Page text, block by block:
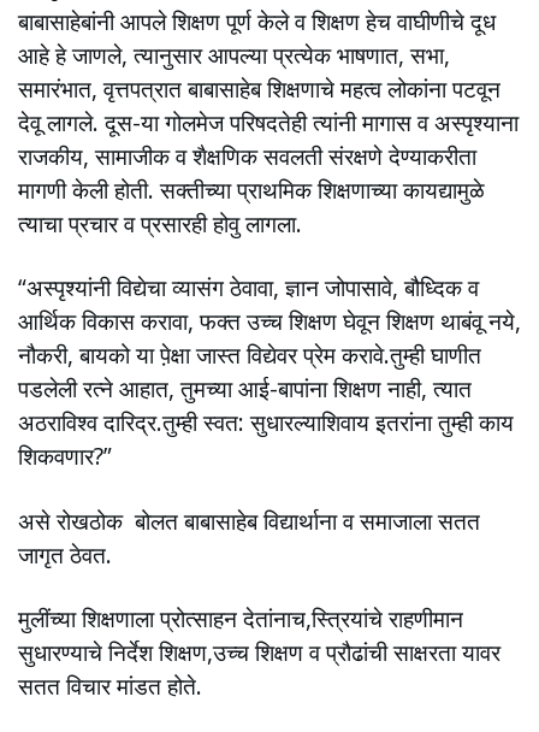
बाबासाहेबांनी आपले शिक्षण पूर्ण केले व शिक्षण हेच वाघीणीचे दूध
आहे हे जाणले, त्यानुसार आपल्या प्रत्येक भाषणात, सभा,
समारंभात, वृत्तपत्रात बाबासाहेब शिक्षणाचे महत्व लोकांना पटवून
देवू लागले. दूस-या गोलमेज परिषदतेही त्यांनी मागास व अस्पृश्याना
राजकीय, सामाजीक व शैक्षणिक सवलती संरक्षणे देण्याकरीता
मागणी केली होती. सक्तीच्या प्राथमिक शिक्षणाच्या कायद्यामुळे
त्याचा प्रचार व प्रसारही होवु लागला.
“अस्पृश्यांनी विद्येचा व्यासंग ठेवावा, ज्ञान जोपासावे, बौध्दिक व
आर्थिक विकास करावा, फक्त उच्च शिक्षण घेवून शिक्षण थाबंवू नये,
नौकरी, बायको या पे़‍क्षा जास्त विद्येवर प्रेम करावे.तुम्ही घाणीत
पडलेली रत्ने आहात, तुमच्या आई-बापांना शिक्षण नाही, त्यात
अठराविश्व दारिद्र.तुम्ही स्वत: सुधारल्याशिवाय इतरांना तुम्ही काय
शिकवणार?”
असे रोखठोक बोलत बाबासाहेब विद्यार्थाना व समाजाला सतत
जागृत ठेवत.
मुलींच्या शिक्षणाला प्रोत्साहन देतांनाच,स्त्रियांचे राहणीमान
सुधारण्याचे निर्देश शिक्षण,उच्च शिक्षण व प्रौढांची साक्षरता यावर
सतत विचार मांडत होते.